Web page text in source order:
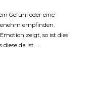
Gefühl oder eine
empfinden.
zeigt, so ist dies
da ist. ....